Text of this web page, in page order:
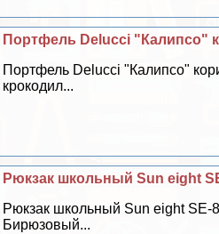
Портфель Delucci "Калипсо"
Портфель Delucci "Калипсо"
крокодил...
Рюкзак школьный Sun eight
Рюкзак школьный Sun eight SE-
Бирюзовый...